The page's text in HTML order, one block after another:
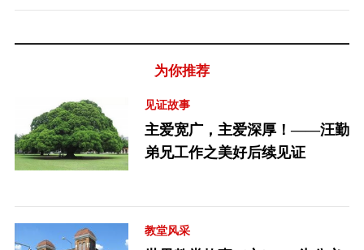
为你推荐
见证故事
主爱宽广，主爱深厚！——汪勤
弟兄工作之美好后续见证
教堂风采